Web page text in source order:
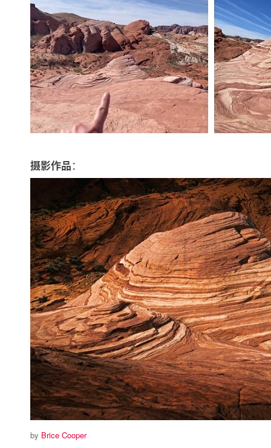
摄影作品：
by Brice Cooper